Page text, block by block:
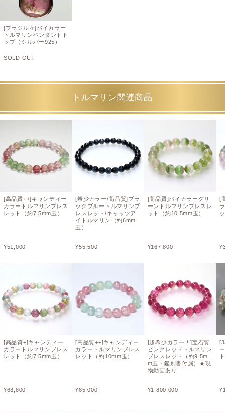
[ブラジル産]バイカラー
トルマリンペンダントト
ップ（シルバー925）
SOLD OUT
トルマリン関連商品
[高品質++]キャンディー
カラートルマリンブレス
レット（約7.5mm玉）
¥51,000
[高品質+]キャンディー
カラートルマリンブレス
レット（約7.5mm玉）
¥63,800
[希少カラー/高品質]ブラ
ックブルートルマリンブ
レスレット/キャッツア
イトルマリン（約6mm
玉）
¥55,500
[高品質++]キャンディー
カラートルマリンブレス
レット（約10mm玉）
¥85,000
[高品質]バイカラーグリ
ーントルマリンブレスレ
ット（約10.5mm玉）
¥167,800
[超希少カラー！]宝石質
ピンクレッドトルマリン
ブレスレット（約9.5m
m玉・鑑別書付属）★現
物動画あり
¥1,800,000
[
¥
¥